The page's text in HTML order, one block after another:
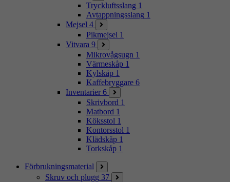
Tryckluftsslang 1
Avtappningsslang 1
Mejsel 4
Pikmejsel 1
Vitvara 9
Mikrovågsugn 1
Värmeskåp 1
Kylskåp 1
Kaffebryggare 6
Inventarier 6
Skrivbord 1
Matbord 1
Köksstol 1
Kontorsstol 1
Klädskåp 1
Torkskåp 1
Förbrukningsmaterial
Skruv och plugg 37